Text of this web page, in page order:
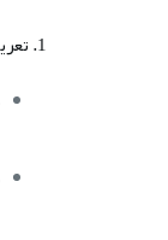
1. تعریف دوربین ارزان و حرفه‌ای